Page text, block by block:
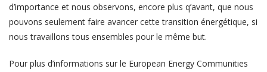
d’importance et nous observons, encore plus q’avant, que nous
pouvons seulement faire avancer cette transition énergétique, si
nous travaillons tous ensembles pour le même but.
Pour plus d’informations sur le European Energy Communities